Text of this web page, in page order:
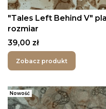
"Tales Left Behind V"
rozmiar
Cena
39,00 zł
Zobacz produkt
Nowość